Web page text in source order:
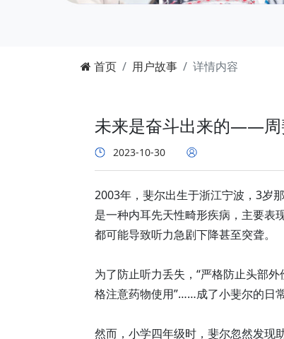
首页 用户故事 详情内容
未来是奋斗出来的——周
2023-10-30
2003年，斐尔出生于浙江宁波，3岁
是一种内耳先天性畸形疾病，主要表
都可能导致听力急剧下降甚至突聋。
为了防止听力丢失，“严格防止头部
格注意药物使用”……成了小斐尔的日常
然而，小学四年级时，斐尔忽然发现